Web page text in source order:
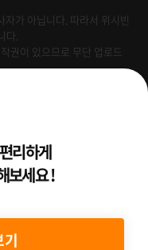
가 아닙니다. 따라서 위시빈
.
권이 있으므로 무단 업로드
리하게
보세요 !
기